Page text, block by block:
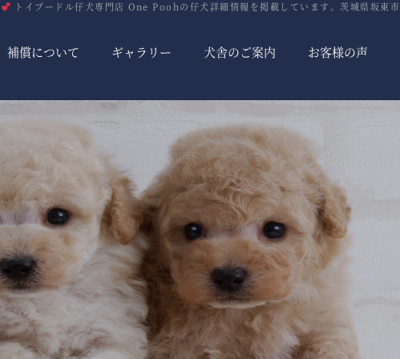
トイプードル仔犬専門店 One Poohの仔犬詳細情報を掲載しています。茨城県坂東市
補償について ギャラリー 犬舎のご案内 お客様の声